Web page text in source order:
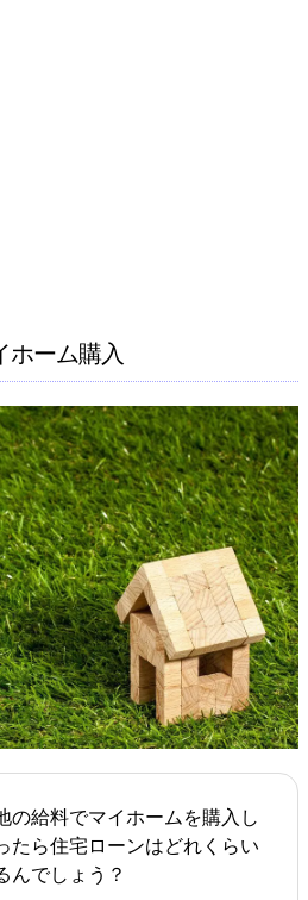
ホーム購入
の給料でマイホームを購入し
たら住宅ローンはどれくらい
んでしょう？